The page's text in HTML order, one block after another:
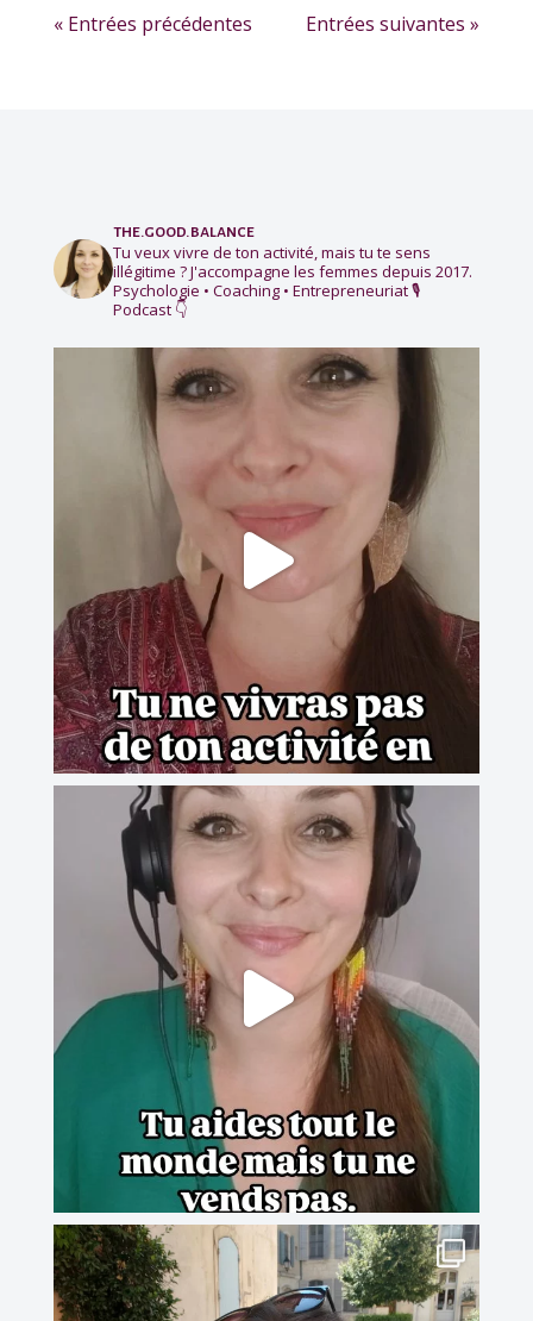
« Entrées précédentes Entrées suivantes »
the.good.balance
Tu veux vivre de ton activité, mais tu te sens
illégitime ?J'accompagne les femmes depuis 2017.
Psychologie • Coaching • Entrepreneuriat🎙️
Podcast 👇